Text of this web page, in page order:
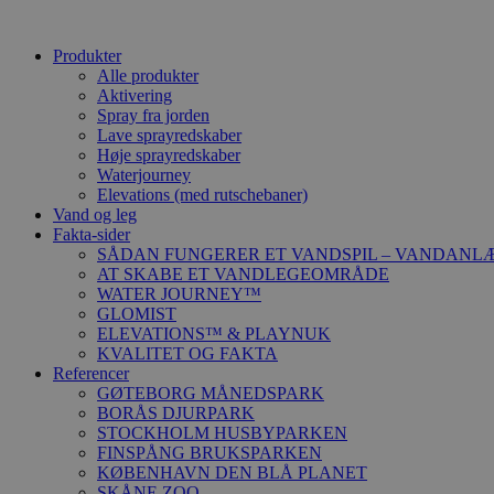
Produkter
Alle produkter
Aktivering
Spray fra jorden
Lave sprayredskaber
Høje sprayredskaber
Waterjourney
Elevations (med rutschebaner)
Vand og leg
Fakta-sider
SÅDAN FUNGERER ET VANDSPIL –
AT SKABE ET VANDLEGEOMRÅDE
WATER JOURNEY™
GLOMIST
ELEVATIONS™ & PLAYNUK
KVALITET OG FAKTA
Referencer
GØTEBORG MÅNEDSPARK
BORÅS DJURPARK
STOCKHOLM HUSBYPARKEN
FINSPÅNG BRUKSPARKEN
KØBENHAVN DEN BLÅ PLANET